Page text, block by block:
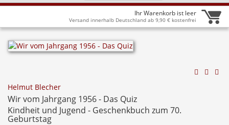
Ihr Warenkorb ist leer
Versand innerhalb Deutschland ab 9,90 € kostenfrei
Helmut Blecher
Wir vom Jahrgang 1956 - Das Quiz
Kindheit und Jugend - Geschenkbuch zum 70.
Geburtstag